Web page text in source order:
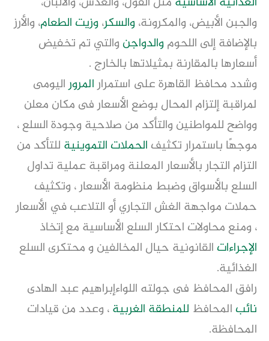
والجبن الأبيض، والمكرونة،والسكر،وزيت الطعام، والأرز
بالإضافة إلى اللحوموالدواجن والتي تم تخفيض
أسعارها بالمقارنة بمثيلاتها بالخارج .
وشدد محافظ القاهرة على استمرارالمروراليومى
لمراقبة إلتزام المحال بوضع الأسعار فى مكان معلن
وواضح للمواطنين والتأكد من صلاحية وجودة السلع ،
موجهًا باستمرار تكثيف الحملات التموينية للتأكد من
التزام التجار بالأسعار المعلنة ومراقبة عملية تداول
السلع بالأسواق وضبط منظومة الأسعار ، وتكثيف
حملات مواجهة الغش التجاري أو التلاعب في الأسعار
، ومنع محاولات احتكار السلع الأساسية مع إتخاذ
الإجراءات القانونية حيال المخالفين و محتكرى السلع
الغذائية.
رافق المحافظ فى جولته اللواءإبراهيم عبد الهادى
نائب المحافظ للمنطقة الغربية، وعدد من قيادات
المحافظة.